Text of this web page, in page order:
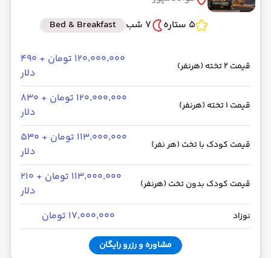
5 ستاره
7 شب Bed & Breakfast
قیمت 2 تخته (هرنفر)
۱۲۰٬۰۰۰٬۰۰۰ تومان + ۴۹۰
دلار
قیمت 1 تخته (هرنفر)
۱۲۰٬۰۰۰٬۰۰۰ تومان + ۸۳۰
دلار
قیمت کودک با تخت (هر نفر)
۱۱۳٬۰۰۰٬۰۰۰ تومان + ۵۳۰
دلار
قیمت کودک بدون تخت (هرنفر)
۱۱۳٬۰۰۰٬۰۰۰ تومان + ۲۱۰
دلار
نوزاد ۱۷٬۰۰۰٬۰۰۰ تومان
مشاوره و رزرو رایگان